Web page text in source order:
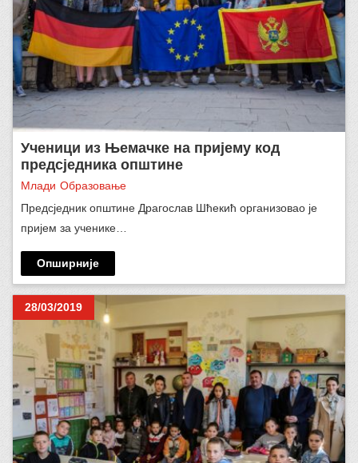
Ученици из Њемачке на пријему код
предсједника општине
Млади Образовање
Предсједник општине Драгослав Шћекић организовао је
пријем за ученике…
Опширније
28/03/2019